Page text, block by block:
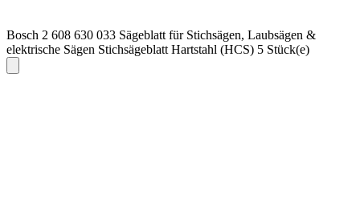
Bosch 2 608 630 033 Sägeblatt für Stichsägen, Laubsägen &
elektrische Sägen Stichsägeblatt Hartstahl (HCS) 5 Stück(e)